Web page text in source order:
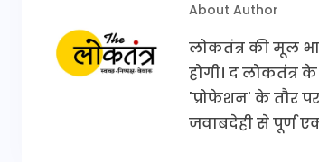
About Author
लोकतंत्र की मूल
होगी। द लोकतंत्र
'प्रोफेशन' के तौर
जवाबदेही से पूर्ण